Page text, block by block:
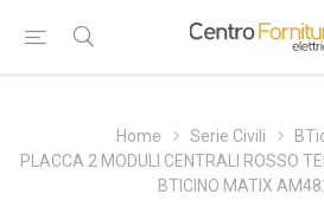
Home Serie Civili
PLACCA 2 MODULI CENTRALI ROSSO
BTICINO MATIX